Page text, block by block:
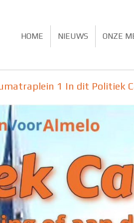
HOME NIEUWS ONZE
1 In dit Politiek